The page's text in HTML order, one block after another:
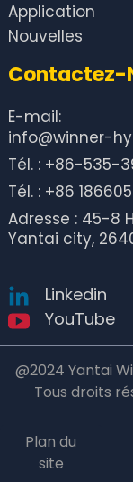
Application
Nouvelles
Contactez-
E-mail:
info@winner-
Tél. : +86-535-
Tél. : +86
Adresse : 45-8
Yantai city,
Linkedin
YouTube
@2024 Yantai
Tous droits
Plan du
site